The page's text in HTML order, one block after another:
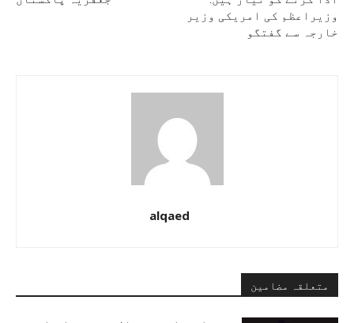
وزیراعظم کی امریکی وزیر
خارجہ سے گفتگو
alqaed
متعلقہ مضامین